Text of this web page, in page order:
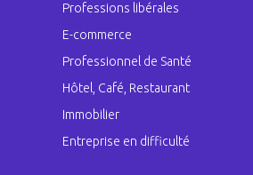
Professions libérales
E-commerce
Professionnel de Santé
Hôtel, Café, Restaurant
Immobilier
Entreprise en difficulté